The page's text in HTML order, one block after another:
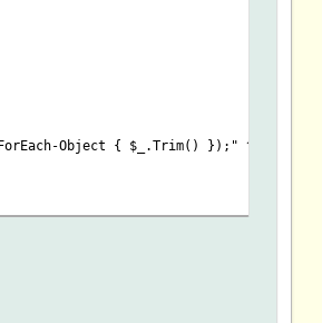
Object { $_.Trim() });" ^